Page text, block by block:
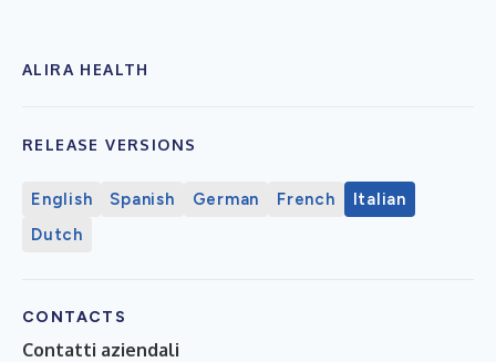
ALIRA HEALTH
RELEASE VERSIONS
English Spanish German French
Italian
Dutch
CONTACTS
Contatti aziendali